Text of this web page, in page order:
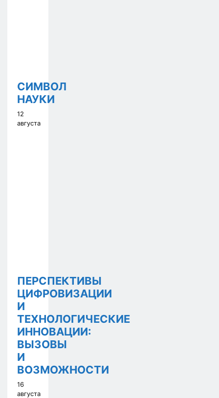
СИМВОЛ
НАУКИ
12
августа
ПЕРСПЕКТИВЫ
ЦИФРОВИЗАЦИИ
И
ТЕХНОЛОГИЧЕСКИЕ
ИННОВАЦИИ:
ВЫЗОВЫ
И
ВОЗМОЖНОСТИ
16
августа